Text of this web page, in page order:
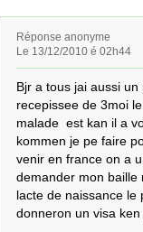
Réponse anonyme
Le 13/12/2010 é 02h44
Bjr a tous jai aussi
recepissee de 3moi
malade  est kan il a
kommen je pe faire
venir en france on a
demander mon baille
lacte de naissance le
donneron un visa